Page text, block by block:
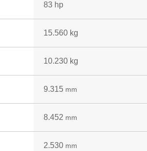
83 hp
15.560 kg
10.230 kg
9.315 mm
8.452 mm
2.530 mm